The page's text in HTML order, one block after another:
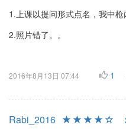
1.上课以提问形式点名，我中枪
2.照片错了。。
2016年8月13日 07:44 1
Rabi_2016